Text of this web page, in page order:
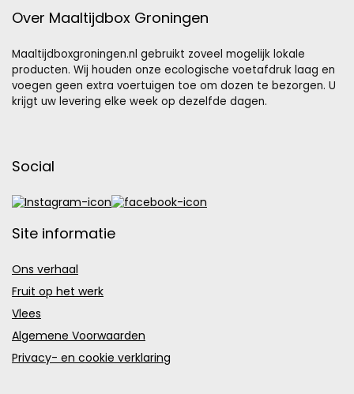
Over Maaltijdbox Groningen
Maaltijdboxgroningen.nl gebruikt zoveel mogelijk lokale
producten. Wij houden onze ecologische voetafdruk laag en
voegen geen extra voertuigen toe om dozen te bezorgen. U
krijgt uw levering elke week op dezelfde dagen.
Social
Site informatie
Ons verhaal
Fruit op het werk
Vlees
Algemene Voorwaarden
Privacy- en cookie verklaring